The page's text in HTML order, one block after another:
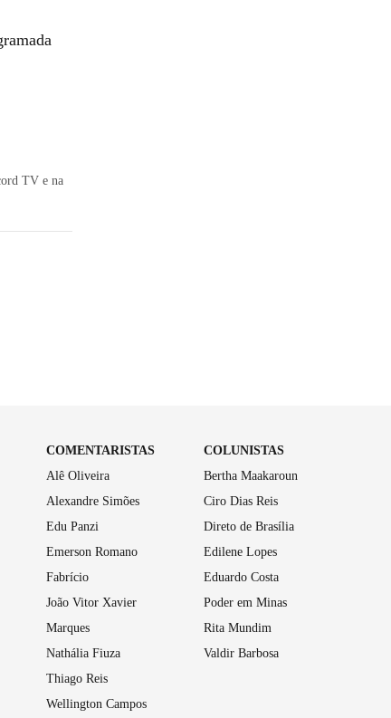
TV e na
COMENTARISTAS
Alê Oliveira
Alexandre Simões
Edu Panzi
Emerson Romano
Fabrício
João Vitor Xavier
Marques
Nathália Fiuza
Thiago Reis
Wellington Campos
COLUNISTAS
Bertha Maakaroun
Ciro Dias Reis
Direto de Brasília
Edilene Lopes
Eduardo Costa
Poder em Minas
Rita Mundim
Valdir Barbosa